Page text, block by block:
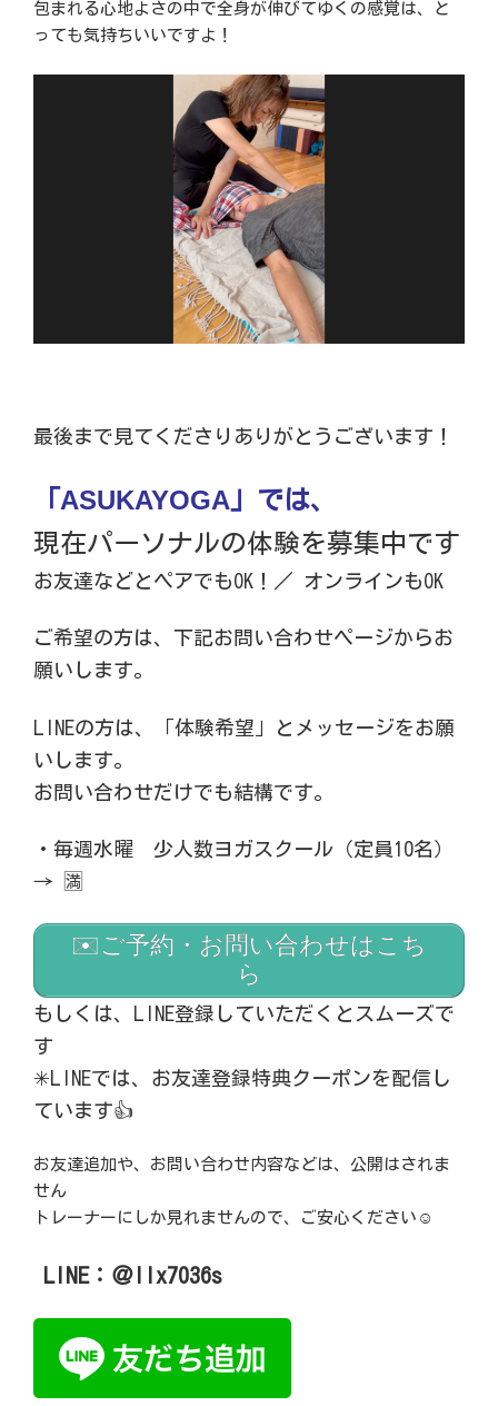
包まれる心地よさの中で全身が伸びてゆくの感覚は、と
っても気持ちいいですよ！
最後まで見てくださりありがとうございます！
ASUKAYOGA 」では、
現在パーソナルの体験を募集中です
お友達などとペアでもOK！／ オンラインもOK
ご希望の方は、下記お問い合わせページからお
願いします。
LINEの方は、「体験希望」とメッセージをお願
いします。
お問い合わせだけでも結構です。
・毎週水曜 少人数ヨガスクール（定員10名）
→ 🈵
✉️ご予約・お問い合わせはこち
ら
もしくは、LINE登録していただくとスムーズで
す
✳︎LINEでは、お友達登録特典クーポンを配信し
ています👍
お友達追加や、お問い合わせ内容などは、公開はされま
せん
トレーナーにしか見れませんので、ご安心ください ☺️
LINE：＠llx7036s